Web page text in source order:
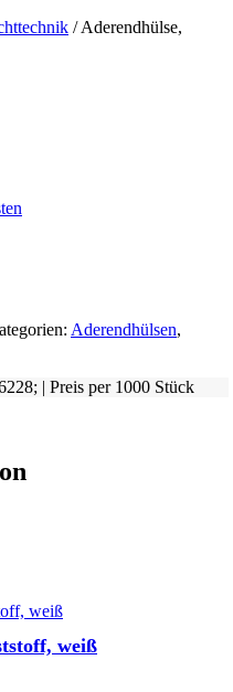
/ Aderendhülse,
Aderendhülsen,
| Preis per 1000 Stück
weiß